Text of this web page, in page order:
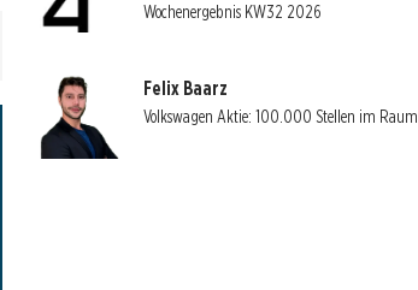
Wochenergebnis KW32 2026
Felix Baarz
Volkswagen Aktie: 100.000 Stellen im Raum